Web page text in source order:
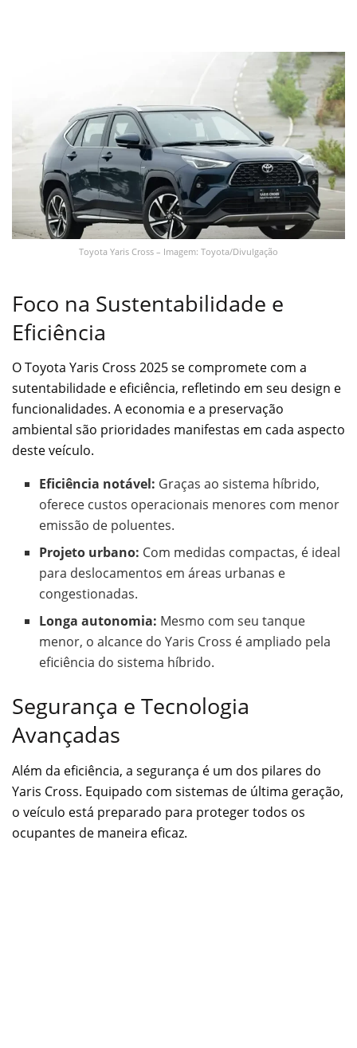
Toyota Yaris Cross – Imagem: Toyota/Divulgação
Foco na Sustentabilidade e
Eficiência
O Toyota Yaris Cross 2025 se compromete com a
sutentabilidade e eficiência, refletindo em seu design e
funcionalidades. A economia e a preservação
ambiental são prioridades manifestas em cada aspecto
deste veículo.
Eficiência notável: Graças ao sistema híbrido,
oferece custos operacionais menores com menor
emissão de poluentes.
Projeto urbano: Com medidas compactas, é ideal
para deslocamentos em áreas urbanas e
congestionadas.
Longa autonomia: Mesmo com seu tanque
menor, o alcance do Yaris Cross é ampliado pela
eficiência do sistema híbrido.
Segurança e Tecnologia
Avançadas
Além da eficiência, a segurança é um dos pilares do
Yaris Cross. Equipado com sistemas de última geração,
o veículo está preparado para proteger todos os
ocupantes de maneira eficaz.